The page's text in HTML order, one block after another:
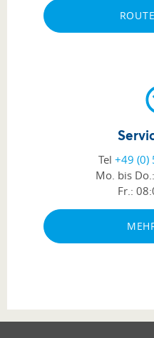
Tel +49 (0)
Mo. bis Do.:
Fr.: